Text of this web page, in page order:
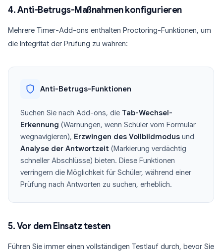
4. Anti-Betrugs-Maßnahmen konfigurieren
Mehrere Timer-Add-ons enthalten Proctoring-Funktionen, um
die Integrität der Prüfung zu wahren:
Anti-Betrugs-Funktionen
Suchen Sie nach Add-ons, die Tab-Wechsel-
Erkennung (Warnungen, wenn Schüler vom Formular
wegnavigieren), Erzwingen des Vollbildmodus und
Analyse der Antwortzeit (Markierung verdächtig
schneller Abschlüsse) bieten. Diese Funktionen
verringern die Möglichkeit für Schüler, während einer
Prüfung nach Antworten zu suchen, erheblich.
5. Vor dem Einsatz testen
Führen Sie immer einen vollständigen Testlauf durch, bevor Sie